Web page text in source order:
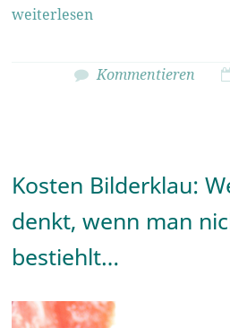
weiterlesen
Kommentieren
Kosten Bilderklau:
denkt, wenn man
bestiehlt…